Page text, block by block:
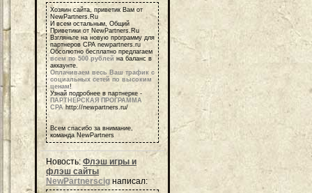
Хозяин сайта, приветик Вам от
NewPartners.Ru
И всем остальным, Общий
Приветики от NewPartners.Ru
Взгляньте на новую программу для
партнеров СРА newpartners.ru
Обсолютно бесплатно предлагаем
всем по 500 рублей на баланс в
аккаунте.
Оплачиваем весь Ваш трафик с
социальных сетей по высоким
ценам!
Узнай подробнее в партнерке -
ПАРТНЕРСКАЯ ПРОГРАММА
СРАhttp://newpartners.ru/
Всем спасибо за внимание,
команда NewPartners
Новость: Флэш игры и
флэш сайты
NewPartnerscig написал: